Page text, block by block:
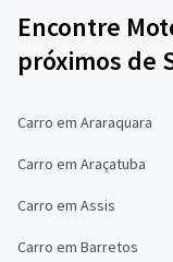
Encontre
próximos de
Carro em Araraquara
Carro em Araçatuba
Carro em Assis
Carro em Barretos